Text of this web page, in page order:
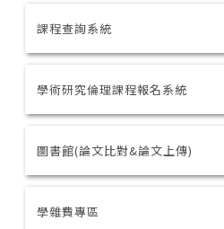
課程查詢系統
學術研究倫理課程報名系統
圖書館(論文比對&論文上傳)
學雜費專區